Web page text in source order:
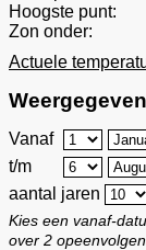
Hoogste punt:
Zon onder:
Actuele
Vanaf
t/m
aantal jaren
Kies een vanaf-
over 2